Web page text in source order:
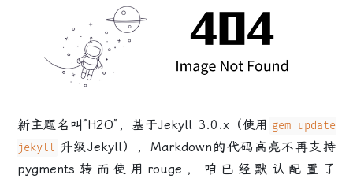
新主题名叫”H2O”，基于Jekyll 3.0.x（使用 gem update
jekyll 升级Jekyll），Markdown的代码高亮不再支持
pygments转而使用rouge，咱已经默认配置了